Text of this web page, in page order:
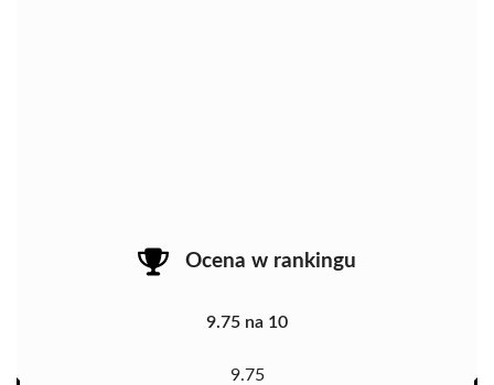
Ocena w rankingu
9.75 na 10
9.75